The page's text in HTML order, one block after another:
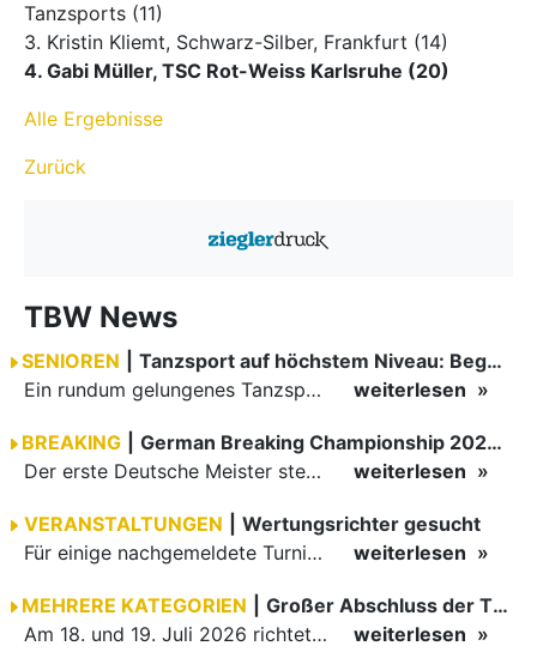
Tanzsports (11)
3. Kristin Kliemt, Schwarz-Silber, Frankfurt (14)
4. Gabi Müller, TSC Rot-Weiss Karlsruhe (20)
Alle Ergebnisse
Zurück
TBW News
SENIOREN
Tanzsport auf höchstem Niveau: Begeisterung bei den Turnieren in…
Ein rundum gelungenes Tanzsport-Wochenende liegt hinter den Paaren und Organisatoren in Enzklösterle. Am 1. und 2. August 2026 verwandelte sich die Festhalle wieder in einen lebendigen Mittelpunkt des…
weiterlesen
BREAKING
German Breaking Championship 2026 in Hannover
Der erste Deutsche Meister steht fest B-Boy Roman siegt bei den Juniors
weiterlesen
VERANSTALTUNGEN
Wertungsrichter gesucht
Für einige nachgemeldete Turniere im 2 Halbjahr sucht der ZWE noch Wertungsrichter.
weiterlesen
MEHRERE KATEGORIEN
Großer Abschluss der TBW-Trophy in Weinheim
Am 18. und 19. Juli 2026 richtete die Tanzsportabteilung (TSA) der TSG 1862 Weinheim das Abschlussturnier der diesjährigen TBW-Trophy-Serie aus. Zum traditionellen Saisonfinale kamen rund 400 Starts über…
weiterlesen